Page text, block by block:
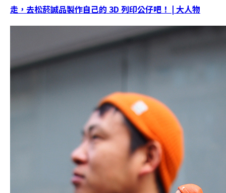
走，去松菸誠品製作自己的 3D 列印公仔吧！ | 大人物